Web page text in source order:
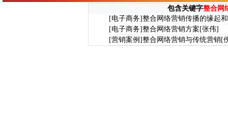
包含关键字整合网
[电子商务]整合网络营销传播的缘起
[电子商务]整合网络营销方案 [张伟]
[营销案例]整合网络营销与传统营销[